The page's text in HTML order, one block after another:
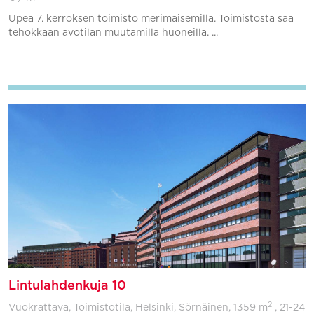
Upea 7. kerroksen toimisto merimaisemilla. Toimistosta saa
tehokkaan avotilan muutamilla huoneilla. ...
Lintulahdenkuja 10
Vuokrattava, Toimistotila, Helsinki, Sörnäinen, 1359 m 2 , 21-24